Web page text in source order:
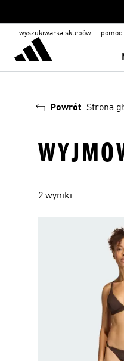
wyszukiwarka sklepów pomoc
Powrót Strona
2 wyniki